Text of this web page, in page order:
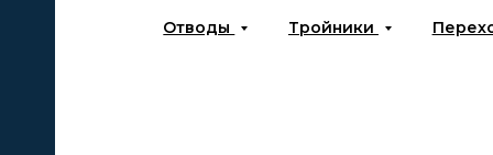
Отводы Тройники